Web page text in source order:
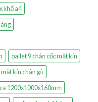
khổ a4
pallet 9 chân cốc mặt kín
kín chân gù
1200x1000x160mm